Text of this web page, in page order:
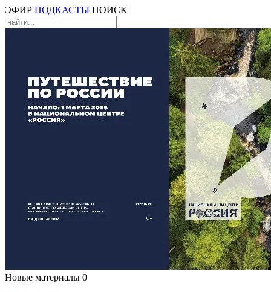
ЭФИР ПОДКАСТЫ ПОИСК
Новые материалы 0